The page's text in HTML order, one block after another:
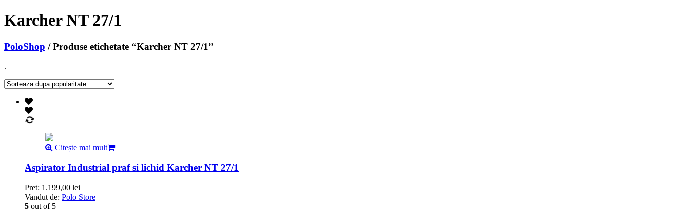
Karcher NT 27/1
PoloShop / Produse etichetate “Karcher NT 27/1”
.
Citește mai mult
Aspirator Industrial praf si lichid Karcher NT 27/1
Pret: 1.199,00 lei
Vandut de: Polo Store
5 out of 5